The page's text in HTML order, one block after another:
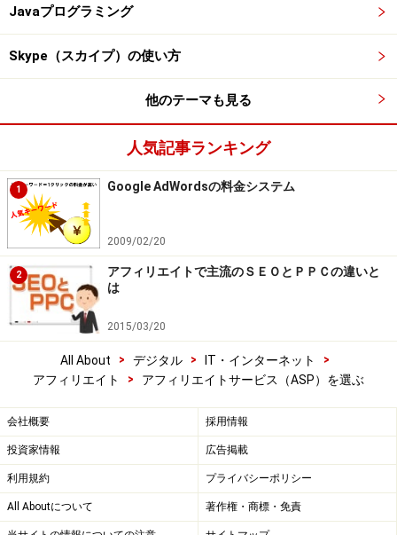
Javaプログラミング
Skype（スカイプ）の使い方
他のテーマも見る
人気記事ランキング
1 Google AdWordsの料金システム
2009/02/20
2
アフィリエイトで主流のＳＥＯとＰＰＣの違いと
は
2015/03/20
All About > デジタル > IT・インターネット
>
アフィリエイト
> アフィリエイトサービス（ASP）を選ぶ
会社概要 採用情報
投資家情報 広告掲載
利用規約 プライバシーポリシー
All Aboutについて 著作権・商標・免責